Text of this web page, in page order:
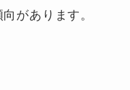
があります。